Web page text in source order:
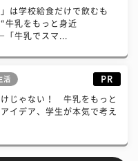
」は学校給食だけで飲むも
乳をもっと身近
牛乳でスマ...
活 PR
じゃない！ 牛乳をもっと
イデア、学生が本気で考え